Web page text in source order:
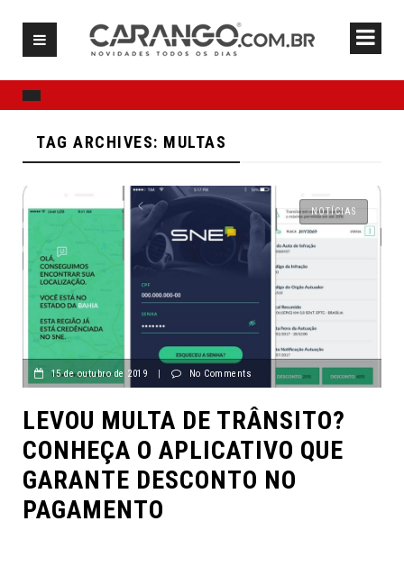
TAG ARCHIVES: MULTAS
NOTÍCIAS
15 de outubro de 2019 | No Comments
LEVOU MULTA DE TRÂNSITO?
CONHEÇA O APLICATIVO QUE
GARANTE DESCONTO NO
PAGAMENTO